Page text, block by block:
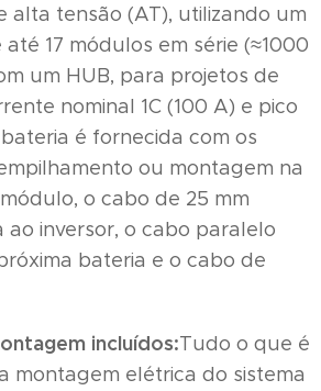
alta tensão (AT), utilizando um
17 módulos em série (≈1000
um HUB, para projetos de
nominal 1C (100 A) e pico
bateria é fornecida com os
ou montagem na
o cabo de 25 mm
ao inversor, o cabo paralelo
bateria e o cabo de
incluídos:Tudo o que é
montagem elétrica do sistema